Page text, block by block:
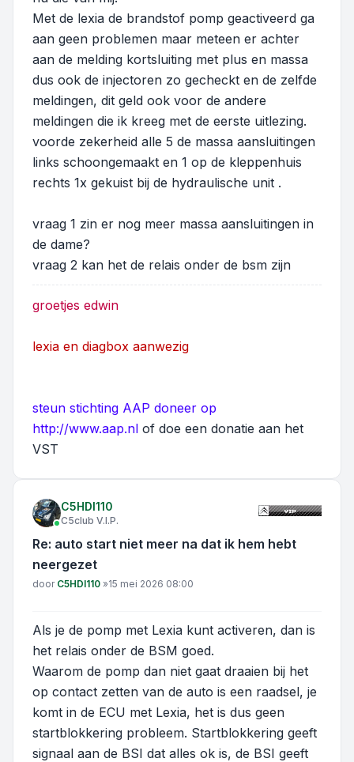
Met de lexia de brandstof pomp geactiveerd ga
aan geen problemen maar meteen er achter
aan de melding kortsluiting met plus en massa
dus ook de injectoren zo gecheckt en de zelfde
meldingen, dit geld ook voor de andere
meldingen die ik kreeg met de eerste uitlezing.
voorde zekerheid alle 5 de massa aansluitingen
links schoongemaakt en 1 op de kleppenhuis
rechts 1x gekuist bij de hydraulische unit .
vraag 1 zin er nog meer massa aansluitingen in
de dame?
vraag 2 kan het de relais onder de bsm zijn
groetjes edwin
lexia en diagbox aanwezig
steun stichting AAP doneer op
http://www.aap.nl of doe een donatie aan het
VST
C5HDI110
C5club V.I.P.
Re: auto start niet meer na dat ik hem hebt
neergezet
Bericht
door C5HDI110 »15 mei 2026 08:00
Als je de pomp met Lexia kunt activeren, dan is
het relais onder de BSM goed.
Waarom de pomp dan niet gaat draaien bij het
op contact zetten van de auto is een raadsel, je
komt in de ECU met Lexia, het is dus geen
startblokkering probleem. Startblokkering geeft
signaal aan de BSI dat alles ok is, de BSI geeft